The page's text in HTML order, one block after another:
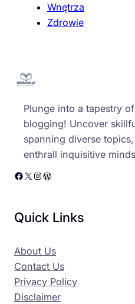
Wnętrza
Zdrowie
Plunge into a tapestry
blogging! Uncover
spanning diverse
enthrall inquisitive
Facebook X Instagram WordPress
Quick Links
About Us
Contact Us
Privacy Policy
Disclaimer